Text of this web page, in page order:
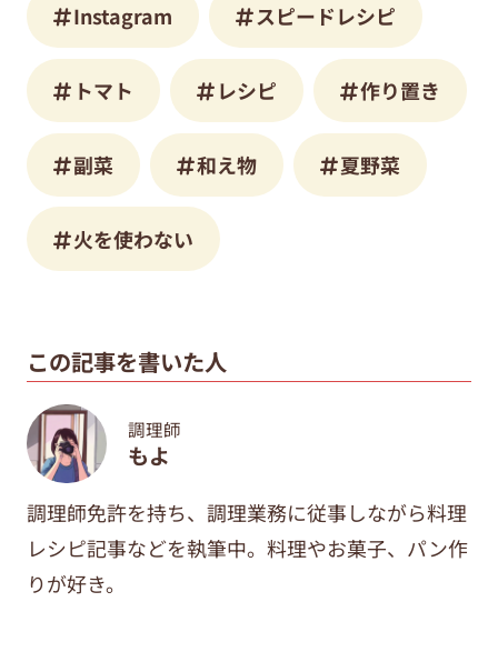
Instagram スピードレシピ
トマト レシピ 作り置き
副菜 和え物 夏野菜
火を使わない
この記事を書いた人
調理師
もよ
調理師免許を持ち、調理業務に従事しながら料理
レシピ記事などを執筆中。料理やお菓子、パン作
りが好き。